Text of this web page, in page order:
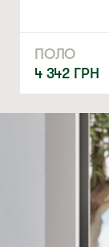
ПОЛО
4 342 ГРН